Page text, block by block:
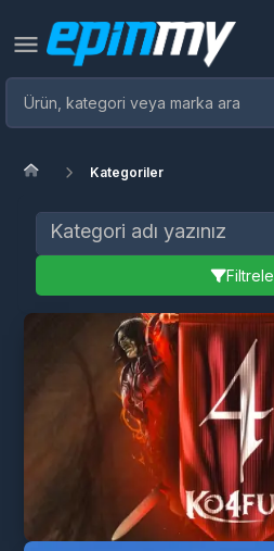
Kategoriler
Filtrele